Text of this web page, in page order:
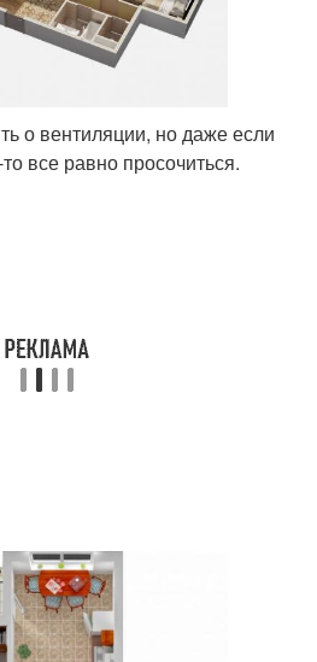
о вентиляции, но даже если
все равно просочиться.